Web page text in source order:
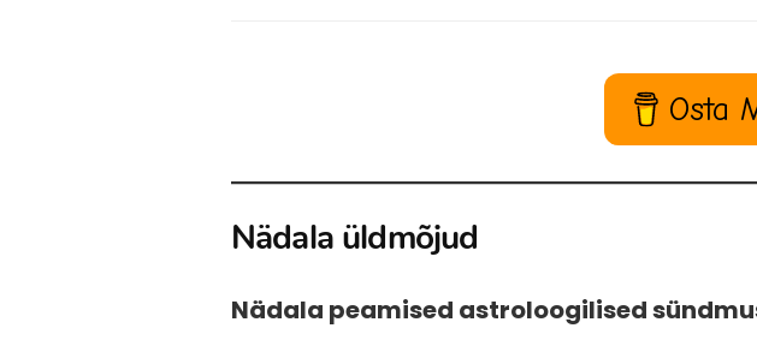
Osta
Nädala üldmõjud
Nädala peamised astroloogilised